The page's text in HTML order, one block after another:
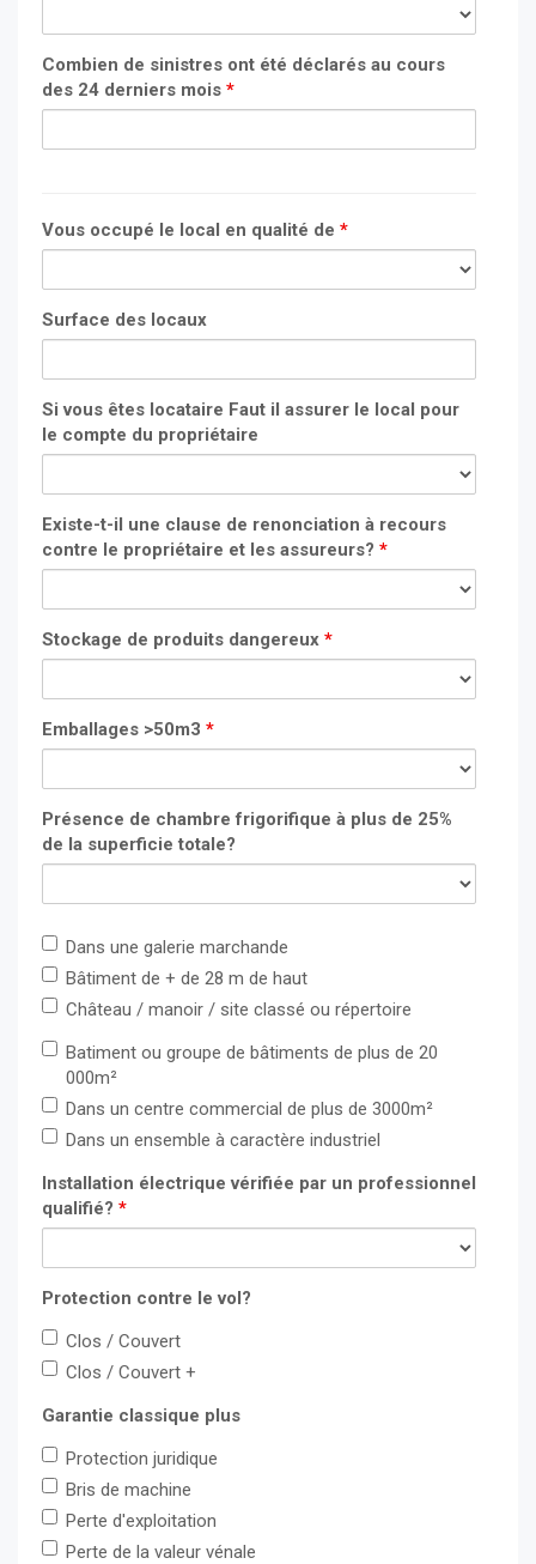
Combien de sinistres ont été déclarés au cours
des 24 derniers mois *
Vous occupé le local en qualité de *
Surface des locaux
Si vous êtes locataire Faut il assurer le local pour
le compte du propriétaire
Existe-t-il une clause de renonciation à recours
contre le propriétaire et les assureurs? *
Stockage de produits dangereux *
Emballages >50m3 *
Présence de chambre frigorifique à plus de 25%
de la superficie totale?
E
Dans une galerie marchande
Bâtiment de + de 28 m de haut
Château / manoir / site classé ou répertoire
E_ Batiment ou groupe de bâtiments de plus de 20
000m²
Dans un centre commercial de plus de 3000m²
Dans un ensemble à caractère industriel
Installation électrique vérifiée par un professionnel
qualifié? *
Protection contre le vol?
Clos / Couvert
Clos / Couvert +
Garantie classique plus
Protection juridique
Bris de machine
Perte d'exploitation
Perte de la valeur vénale